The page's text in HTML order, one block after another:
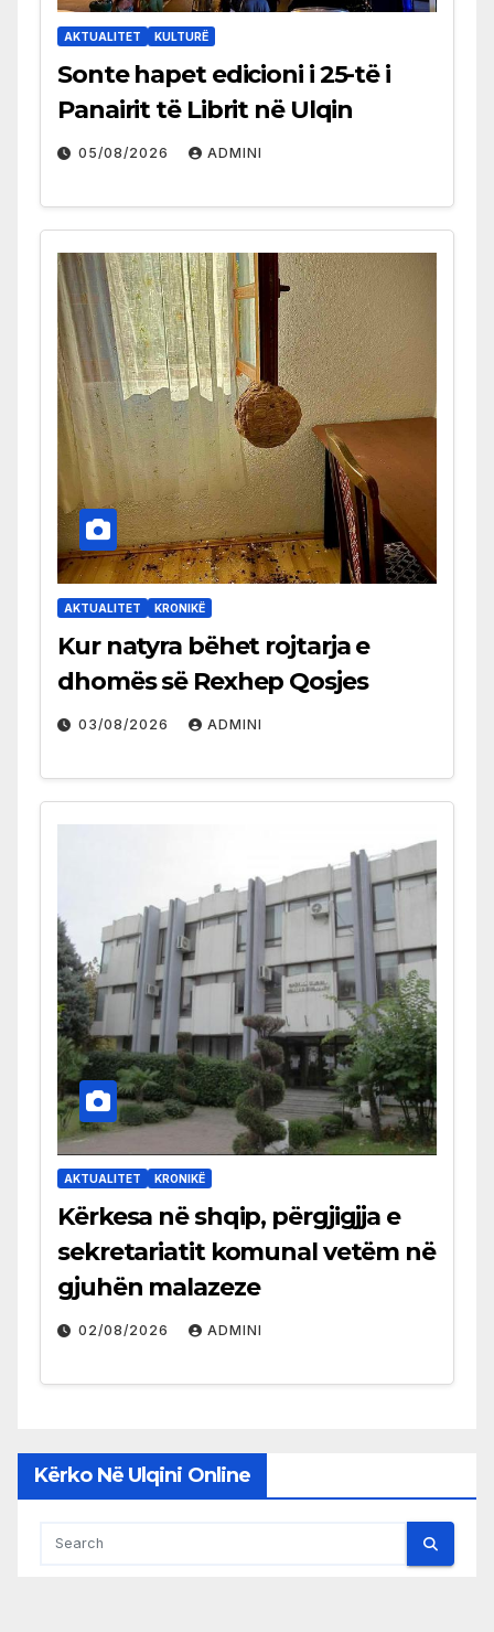
AKTUALITET KULTURË
Sonte hapet edicioni i 25-të i
Panairit të Librit në Ulqin
05/08/2026 ADMINI
AKTUALITET KRONIKË
Kur natyra bëhet rojtarja e
dhomës së Rexhep Qosjes
03/08/2026 ADMINI
AKTUALITET KRONIKË
Kërkesa në shqip, përgjigjja e
sekretariatit komunal vetëm në
gjuhën malazeze
02/08/2026 ADMINI
Kërko Në Ulqini Online